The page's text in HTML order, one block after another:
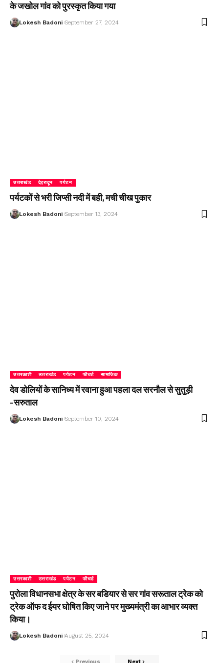
के जखोल गांव को पुरस्कृत किया गया
Lokesh Badoni September 27, 2024
उत्तराखंड देहरादून पर्यटन
पर्यटकों से भरी जिप्सी नदी में बही, मची चीख पुकार
Lokesh Badoni September 13, 2024
उत्तरकाशी उत्तराखंड पर्यटन फीचर्ड सामाजिक
देव डोलियों के सानिध्य में रवाना हुआ पहला दल सरनौल से सुतुड़ी
-सरुताल
Lokesh Badoni September 10, 2024
उत्तरकाशी उत्तराखंड पर्यटन फीचर्ड
पुरोला विधानसभा क्षेत्र के सर बडियार से सर गांव सरूताल ट्रेक को
ट्रेक ऑफ द ईयर घोषित किए जाने पर मुख्यमंत्री का आभार व्यक्त
किया।
Lokesh Badoni August 25, 2024